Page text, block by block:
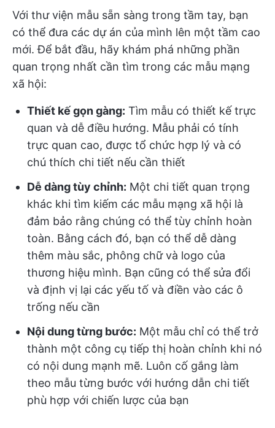
Với thư viện mẫu sẵn sàng trong tầm tay, bạn
có thể đưa các dự án của mình lên một tầm cao
mới. Để bắt đầu, hãy khám phá những phần
quan trọng nhất cần tìm trong các mẫu mạng
xã hội:
Thiết kế gọn gàng: Tìm mẫu có thiết kế trực
quan và dễ điều hướng. Mẫu phải có tính
trực quan cao, được tổ chức hợp lý và có
chú thích chi tiết nếu cần thiết
Dễ dàng tùy chỉnh: Một chi tiết quan trọng
khác khi tìm kiếm các mẫu mạng xã hội là
đảm bảo rằng chúng có thể tùy chỉnh hoàn
toàn. Bằng cách đó, bạn có thể dễ dàng
thêm màu sắc, phông chữ và logo của
thương hiệu mình. Bạn cũng có thể sửa đổi
và định vị lại các yếu tố và điền vào các ô
trống nếu cần
Nội dung từng bước: Một mẫu chỉ có thể trở
thành một công cụ tiếp thị hoàn chỉnh khi nó
có nội dung mạnh mẽ. Luôn cố gắng làm
theo mẫu từng bước với hướng dẫn chi tiết
phù hợp với chiến lược của bạn